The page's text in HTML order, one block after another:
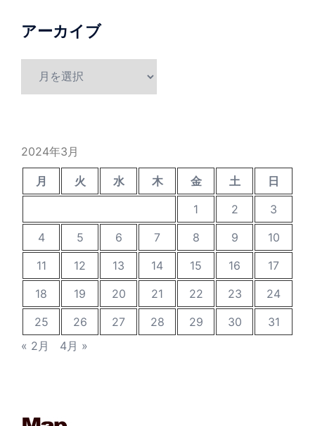
アーカイブ
2024年3月
月 火 水 木 金 土
日
1
2
3
4
5 6 7 8 9
10
11
12 13 14 15 16
17
18
19 20 21 22 23
24
25
26 27 28 29 30
31
« 2月
4月 »